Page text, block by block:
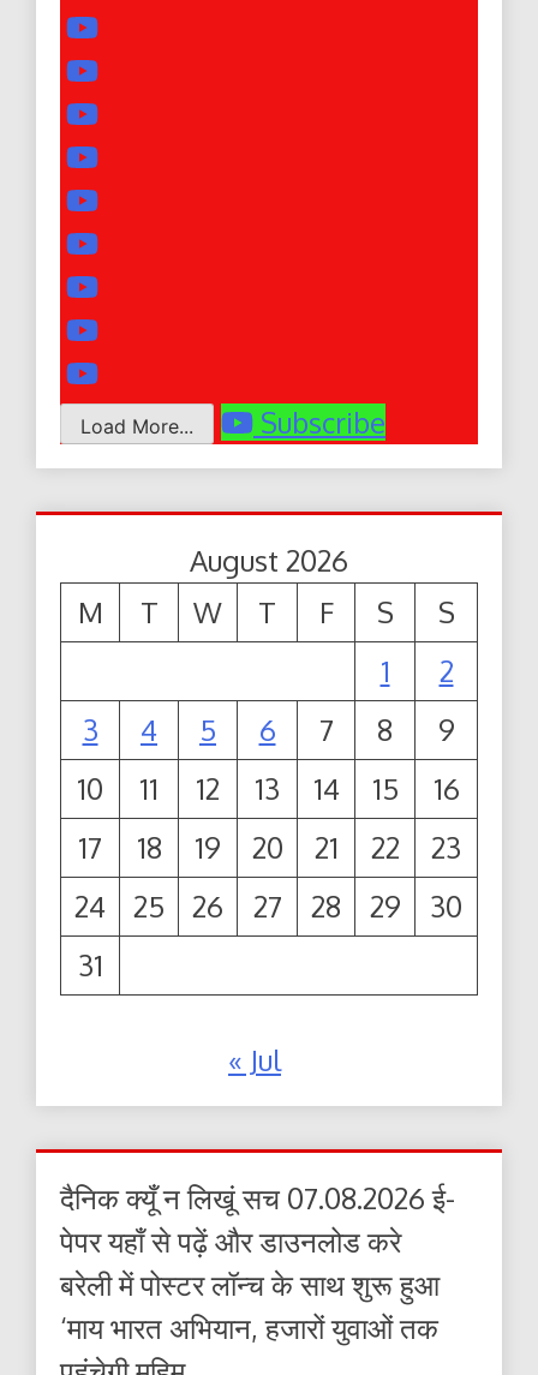
Load More... Subscribe
August 2026
M
T W T F S
S
1
2
3
4 5 6 7 8
9
10
11 12 13 14 15
16
17
18 19 20 21 22
23
24
25 26 27 28 29
30
31
« Jul
दैनिक क्यूँ न लिखूं सच 07.08.2026 ई-
पेपर यहाँ से पढ़ें और डाउनलोड करे
बरेली में पोस्टर लॉन्च के साथ शुरू हुआ
‘माय भारत अभियान, हजारों युवाओं तक